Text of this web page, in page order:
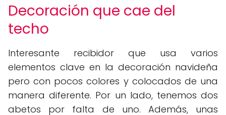
Decoración que cae del
techo
Interesante recibidor que usa varios
elementos clave en la decoración navideña
pero con pocos colores y colocados de una
manera diferente. Por un lado, tenemos dos
abetos por falta de uno. Además, unas